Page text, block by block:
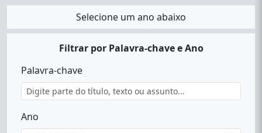
Selecione um ano abaixo
Filtrar por Palavra-chave e Ano
Palavra-chave
Ano